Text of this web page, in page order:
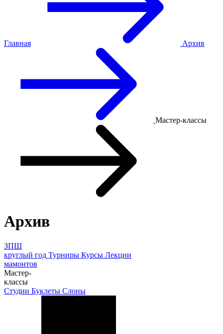
Главная Архив
Мастер-классы
Архив
ЗПШ
круглый год Турниры Курсы Лекции
мамонтов
Мастер-
классы
Студии Буклеты Слоны